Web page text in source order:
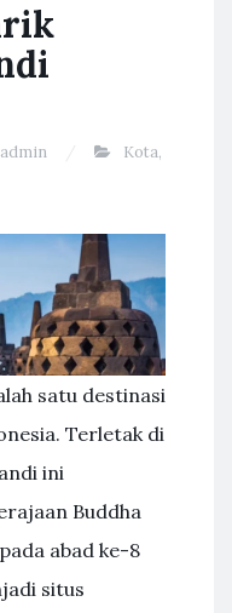
admin Kota,
satu destinasi
Terletak di
ini
Buddha
abad ke-8
situs